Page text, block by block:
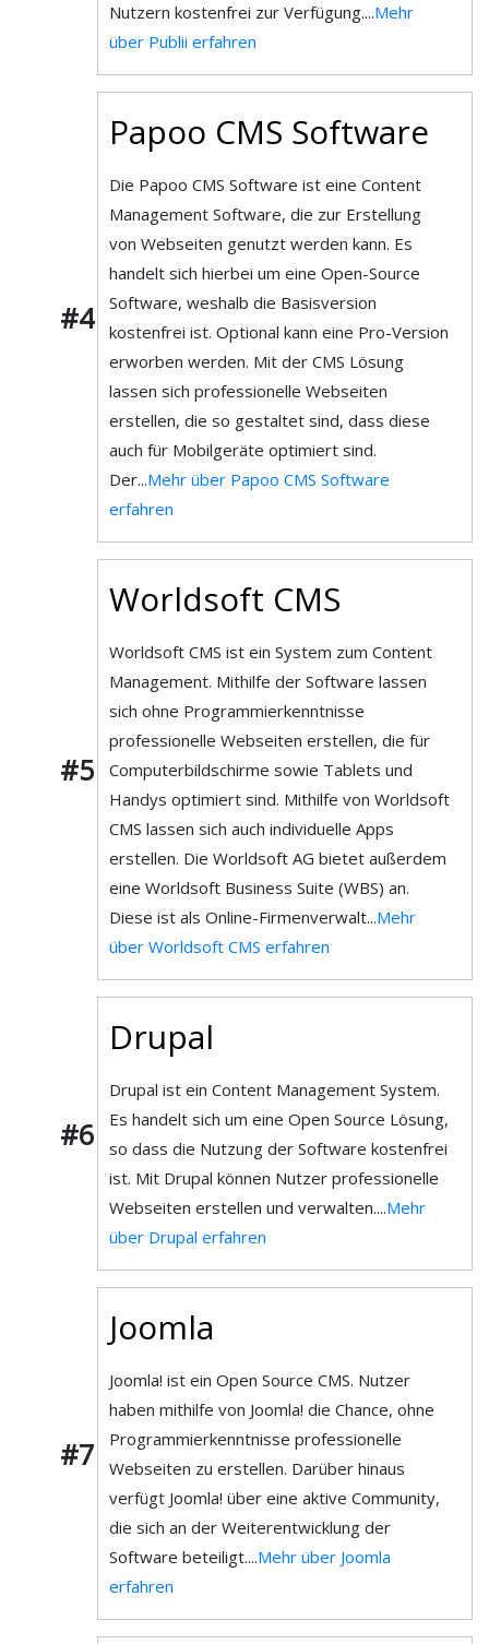
Nutzern kostenfrei zur Verfügung....Mehr
über Publii erfahren
#4
Papoo CMS Software
Die Papoo CMS Software ist eine Content
Management Software, die zur Erstellung
von Webseiten genutzt werden kann. Es
handelt sich hierbei um eine Open-Source
Software, weshalb die Basisversion
kostenfrei ist. Optional kann eine Pro-Version
erworben werden. Mit der CMS Lösung
lassen sich professionelle Webseiten
erstellen, die so gestaltet sind, dass diese
auch für Mobilgeräte optimiert sind.
Der...Mehr über Papoo CMS Software
erfahren
#5
Worldsoft CMS
Worldsoft CMS ist ein System zum Content
Management. Mithilfe der Software lassen
sich ohne Programmierkenntnisse
professionelle Webseiten erstellen, die für
Computerbildschirme sowie Tablets und
Handys optimiert sind. Mithilfe von Worldsoft
CMS lassen sich auch individuelle Apps
erstellen. Die Worldsoft AG bietet außerdem
eine Worldsoft Business Suite (WBS) an.
Diese ist als Online-Firmenverwalt...Mehr
über Worldsoft CMS erfahren
#6
Drupal
Drupal ist ein Content Management System.
Es handelt sich um eine Open Source Lösung,
so dass die Nutzung der Software kostenfrei
ist. Mit Drupal können Nutzer professionelle
Webseiten erstellen und verwalten....Mehr
über Drupal erfahren
#7
Joomla
Joomla! ist ein Open Source CMS. Nutzer
haben mithilfe von Joomla! die Chance, ohne
Programmierkenntnisse professionelle
Webseiten zu erstellen. Darüber hinaus
verfügt Joomla! über eine aktive Community,
die sich an der Weiterentwicklung der
Software beteiligt....Mehr über Joomla
erfahren